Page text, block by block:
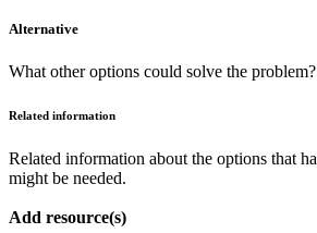
Alternative
What other options could solve the problem?
Related information
Related information about the options that
might be needed.
Add resource(s)